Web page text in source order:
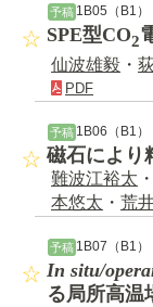
予稿 1B05（B1）
SPE型CO2
仙波雄毅 ・
PDF
予稿 1B06（B1）
磁石により
難波江裕太 ・
本悠太 ・ 荒
予稿 1B07（B1）
In situ/
る局所高温